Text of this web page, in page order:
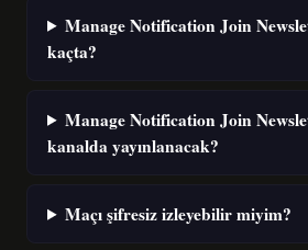
Manage Notification Join
kaçta?
Manage Notification Join
kanalda yayınlanacak?
Maçı şifresiz izleyebilir miyim?